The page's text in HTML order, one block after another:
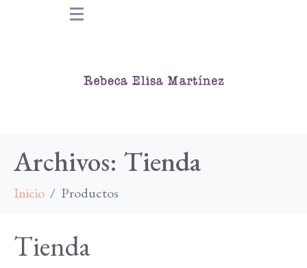
Archivos: Tienda
Inicio Productos
Tienda